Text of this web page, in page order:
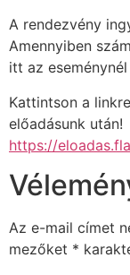
A rendezvény
Amennyiben
itt az
Kattintson a
előadásunk után!
https://
Az e-mail címet
mezőket *